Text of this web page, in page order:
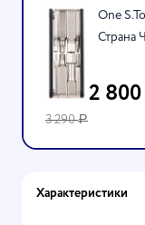
One
Страна
2 800
3 290Р
Характеристики